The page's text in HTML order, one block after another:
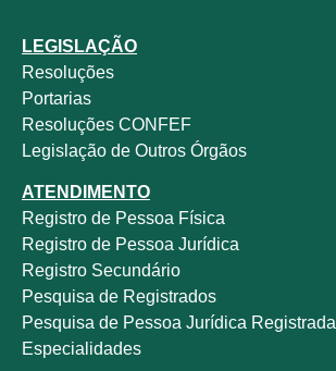
LEGISLAÇÃO
Resoluções
Portarias
Resoluções CONFEF
Legislação de Outros Órgãos
ATENDIMENTO
Registro de Pessoa Física
Registro de Pessoa Jurídica
Registro Secundário
Pesquisa de Registrados
Pesquisa de Pessoa Jurídica Registrada
Especialidades